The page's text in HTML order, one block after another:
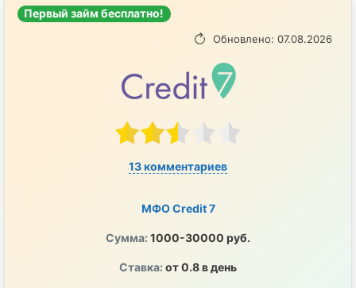
Первый займ бесплатно!
Обновлено: 07.08.2026
13 комментариев
МФО Credit 7
Сумма: 1000-30000 руб.
Ставка: от 0.8 в день